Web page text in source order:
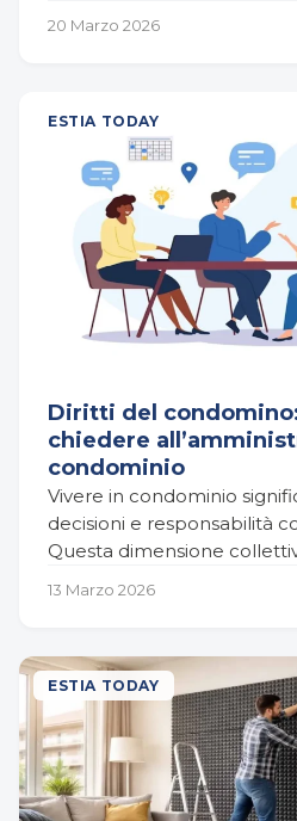
delle innovazioni. Quando
20 Marzo 2026
ESTIA TODAY
Diritti del
chiedere
condominio
Vivere in condominio
decisioni e responsabilità
Questa dimensione
13 Marzo 2026
ESTIA TODAY